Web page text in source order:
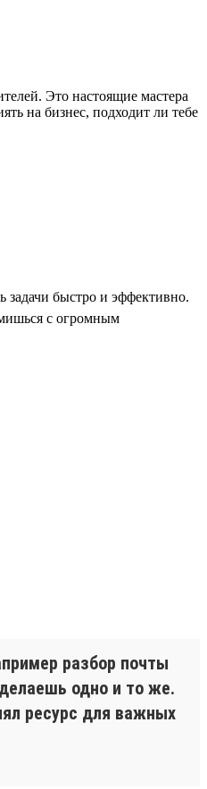
Это настоящие мастера
на бизнес, подходит ли тебе
задачи быстро и эффективно.
с огромным
разбор почты
одно и то же.
ресурс для важных